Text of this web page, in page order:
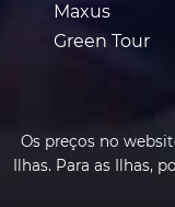
Maxus
Green Tour
Os preços no
Ilhas. Para as Ilhas,